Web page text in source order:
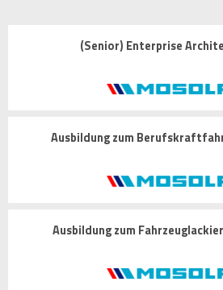
(Senior) Enterprise
Ausbildung zum
Ausbildung zum